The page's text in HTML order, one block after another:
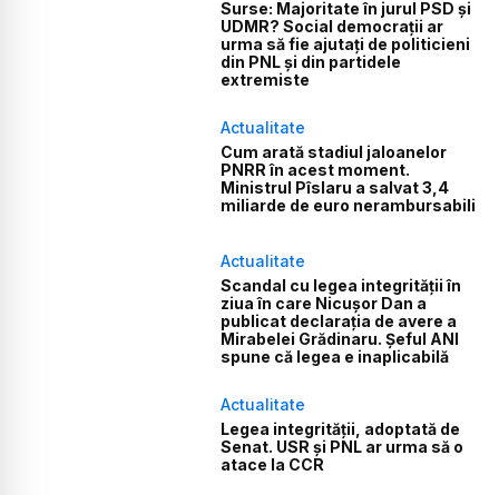
Surse: Majoritate în jurul PSD și
UDMR? Social democrații ar
urma să fie ajutați de politicieni
din PNL și din partidele
extremiste
Actualitate
Cum arată stadiul jaloanelor
PNRR în acest moment.
Ministrul Pîslaru a salvat 3,4
miliarde de euro nerambursabili
Actualitate
Scandal cu legea integrității în
ziua în care Nicușor Dan a
publicat declarația de avere a
Mirabelei Grădinaru. Șeful ANI
spune că legea e inaplicabilă
Actualitate
Legea integrității, adoptată de
Senat. USR și PNL ar urma să o
atace la CCR